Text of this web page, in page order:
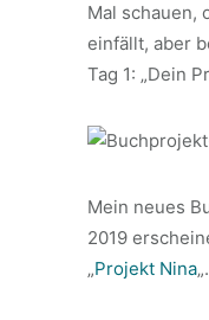
Mal schauen,
einfällt, aber
Tag 1: „Dein
Mein neues
2019
„Projekt Nina„.